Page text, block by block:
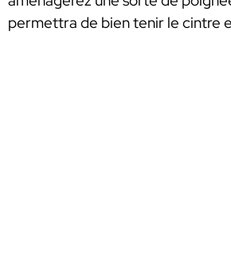
permettra de bien tenir le cintre